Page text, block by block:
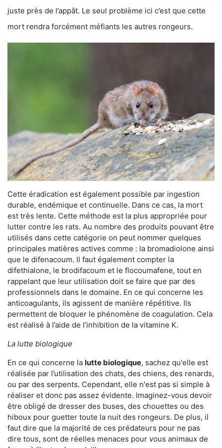
juste près de l’appât. Le seul problème ici c’est que cette
mort rendra forcément méfiants les autres rongeurs.
Cette éradication est également possible par ingestion
durable, endémique et continuelle. Dans ce cas, la mort
est très lente. Cette méthode est la plus appropriée pour
lutter contre les rats. Au nombre des produits pouvant être
utilisés dans cette catégorie on peut nommer quelques
principales matières actives comme : la bromadiolone ainsi
que le difenacoum. Il faut également compter la
difethialone, le brodifacoum et le flocoumafene, tout en
rappelant que leur utilisation doit se faire que par des
professionnels dans le domaine. En ce qui concerne les
anticoagulants, ils agissent de manière répétitive. Ils
permettent de bloquer le phénomène de coagulation. Cela
est réalisé à l’aide de l’inhibition de la vitamine K.
La lutte biologique
En ce qui concerne la lutte biologique, sachez qu'elle est
réalisée par l’utilisation des chats, des chiens, des renards,
ou par des serpents. Cependant, elle n'est pas si simple à
réaliser et donc pas assez évidente. Imaginez-vous devoir
être obligé de dresser des buses, des chouettes ou des
hiboux pour guetter toute la nuit des rongeurs. De plus, il
faut dire que la majorité de ces prédateurs pour ne pas
dire tous, sont de réelles menaces pour vous animaux de